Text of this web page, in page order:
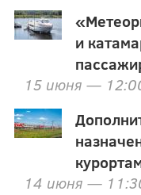
и
15 июня —
14 июня —